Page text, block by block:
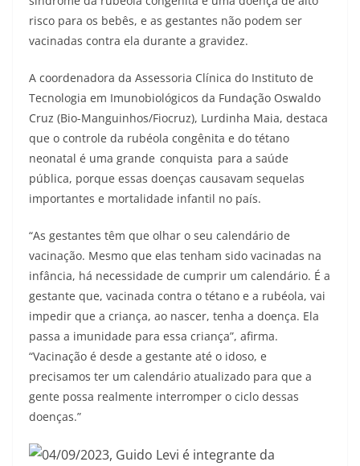
risco para os bebês, e as gestantes não podem ser
vacinadas contra ela durante a gravidez.
A coordenadora da Assessoria Clínica do Instituto de
Tecnologia em Imunobiológicos da Fundação Oswaldo
Cruz (Bio-Manguinhos/Fiocruz), Lurdinha Maia, destaca
que o controle da rubéola congênita e do tétano
neonatal é uma grande conquista para a saúde
pública, porque essas doenças causavam sequelas
importantes e mortalidade infantil no país.
“As gestantes têm que olhar o seu calendário de
vacinação. Mesmo que elas tenham sido vacinadas na
infância, há necessidade de cumprir um calendário. É a
gestante que, vacinada contra o tétano e a rubéola, vai
impedir que a criança, ao nascer, tenha a doença. Ela
passa a imunidade para essa criança”, afirma.
“Vacinação é desde a gestante até o idoso, e
precisamos ter um calendário atualizado para que a
gente possa realmente interromper o ciclo dessas
doenças.”